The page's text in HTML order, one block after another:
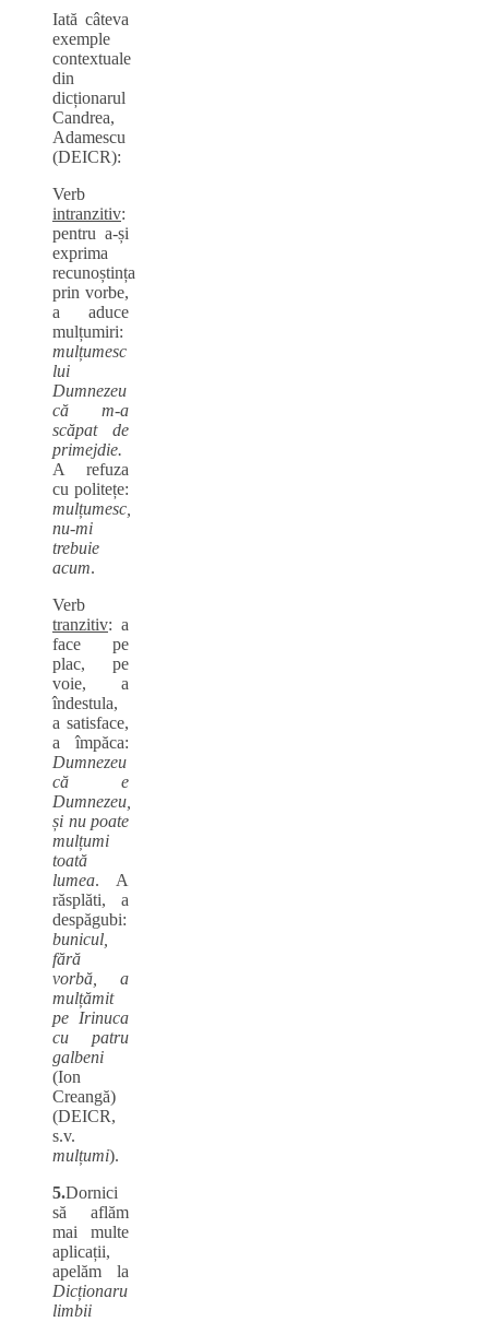
Iată câteva
exemple
contextuale
din
dicționarul
Candrea,
Adamescu
(DEICR):
Verb
intranzitiv:
pentru a-și
exprima
recunoștința
prin vorbe,
a aduce
mulțumiri:
mulțumesc
lui
Dumnezeu
că m-a
scăpat de
primejdie.
A refuza
cu politețe:
mulțumesc,
nu-mi
trebuie
acum.
Verb
tranzitiv: a
face pe
plac, pe
voie, a
îndestula,
a satisface,
a împăca:
Dumnezeu
că e
Dumnezeu,
și nu poate
mulțumi
toată
lumea. A
răsplăti, a
despăgubi:
bunicul,
fără
vorbă, a
mulțămit
pe Irinuca
cu patru
galbeni
(Ion
Creangă)
(DEICR,
s.v.
mulțumi).
5.Dornici
să aflăm
mai multe
aplicații,
apelăm la
Dicționaru
limbii